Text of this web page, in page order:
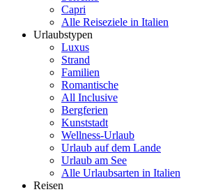
Capri
Alle Reiseziele in Italien
Urlaubstypen
Luxus
Strand
Familien
Romantische
All Inclusive
Bergferien
Kunststadt
Wellness-Urlaub
Urlaub auf dem Lande
Urlaub am See
Alle Urlaubsarten in Italien
Reisen